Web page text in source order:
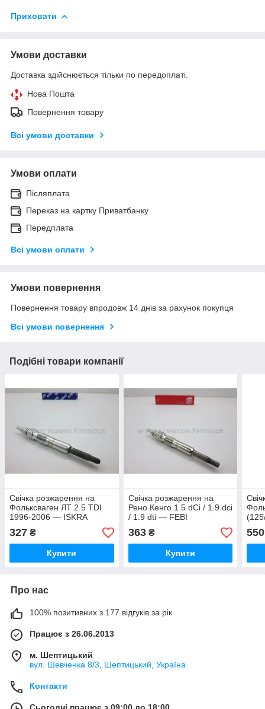
Приховати
Умови доставки
Доставка здійснюється тільки по передоплаті.
Нова Пошта
Повернення товару
Всі умови доставки
Умови оплати
Післяплата
Переказ на картку Приватбанку
Передплата
Всі умови оплати
Умови повернення
Повернення товару впродовж 14 днів за рахунок покупця
Всі умови повернення
Подібні товари компанії
Свічка розжарення на
Фольксваген ЛТ 2.5 TDI
1996-2006 — ISKRA
(Словенія) 11721659
327 ₴
Купити
Свічка розжарення на
Рено Кенго 1.5 dCi / 1.9 dci
/ 1.9 dti — FEBI
(Німеччина) - 17979
363₴
Купити
550
Про нас
100% позитивних з 177 відгуків за рік
Працює з 26.06.2013
м. Шептицький
вул. Шевченка 8/3, Шептицький, Україна
Контакти